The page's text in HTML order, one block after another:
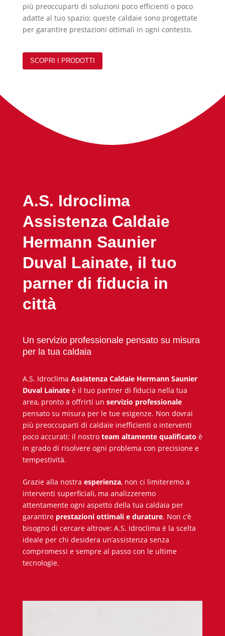
più preoccuparti di soluzioni poco efficienti o poco
adatte al tuo spazio: queste caldaie sono progettate
per garantire prestazioni ottimali in ogni contesto.
SCOPRI I PRODOTTI
A.S. Idroclima
Assistenza Caldaie
Hermann Saunier
Duval Lainate, il tuo
parner di fiducia in
città
Un servizio professionale pensato su misura
per la tua caldaia
A.S. Idroclima Assistenza Caldaie Hermann Saunier
Duval Lainateè il tuo partner di fiducia nella tua
area, pronto a offrirti un servizio professionale
pensato su misura per le tue esigenze. Non dovrai
più preoccuparti di caldaie inefficienti o interventi
poco accurati: il nostro team altamente qualificato è
in grado di risolvere ogni problema con precisione e
tempestività.
Grazie alla nostra esperienza, non ci limiteremo a
interventi superficiali, ma analizzeremo
attentamente ogni aspetto della tua caldaia per
garantire prestazioni ottimali e durature. Non c’è
bisogno di cercare altrove: A.S. Idroclima è la scelta
ideale per chi desidera un’assistenza senza
compromessi e sempre al passo con le ultime
tecnologie.